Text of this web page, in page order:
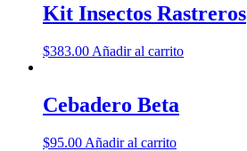
Kit Insectos Rastreros
$383.00 Añadir al carrito
Cebadero Beta
$95.00 Añadir al carrito